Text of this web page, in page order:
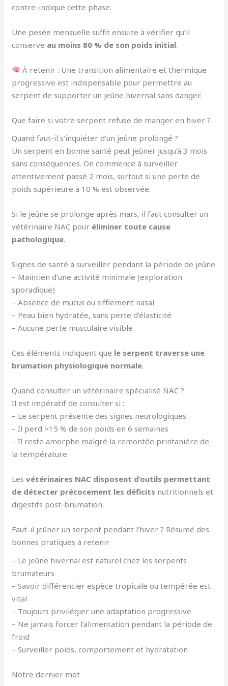
contre-indique cette phase.
Une pesée mensuelle suffit ensuite à vérifier qu’il
conserve au moins 80 % de son poids initial.
À retenir : Une transition alimentaire et thermique
progressive est indispensable pour permettre au
serpent de supporter un jeûne hivernal sans danger.
Que faire si votre serpent refuse de manger en hiver ?
Quand faut-il s’inquiéter d’un jeûne prolongé ?
Un serpent en bonne santé peut jeûner jusqu’à 3 mois
sans conséquences. On commence à surveiller
attentivement passé 2 mois, surtout si une perte de
poids supérieure à 10 % est observée.
Si le jeûne se prolonge après mars, il faut consulter un
vétérinaire NAC pour éliminer toute cause
pathologique.
Signes de santé à surveiller pendant la période de jeûne
– Maintien d’une activité minimale (exploration
sporadique)
– Absence de mucus ou sifflement nasal
– Peau bien hydratée, sans perte d’élasticité
– Aucune perte musculaire visible
Ces éléments indiquent que le serpent traverse une
brumation physiologique normale.
Quand consulter un vétérinaire spécialisé NAC ?
Il est impératif de consulter si :
– Le serpent présente des signes neurologiques
– Il perd >15 % de son poids en 6 semaines
– Il reste amorphe malgré la remontée printanière de
la température
Lesvétérinaires NAC disposent d’outils permettant
de détecter précocement les déficits nutritionnels et
digestifs post-brumation.
Faut-il jeûner un serpent pendant l’hiver ? Résumé des
bonnes pratiques à retenir
– Le jeûne hivernal est naturel chez les serpents
brumateurs
– Savoir différencier espèce tropicale ou tempérée est
vital
– Toujours privilégier une adaptation progressive
– Ne jamais forcer l’alimentation pendant la période de
froid
– Surveiller poids, comportement et hydratation
Notre dernier mot